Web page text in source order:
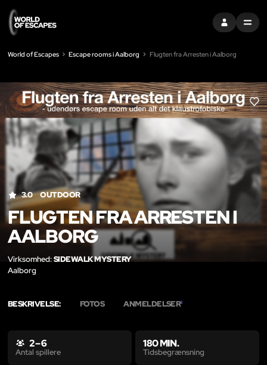
LOG INDMENU
World of Escapes Escape rooms i Aalborg Flugten fra Arresten i Aalborg
LIKE
3.0 OUTDOOR
FLUGTEN FRA ARRESTEN I
AALBORG
Virksomhed:SIDEWALK MYSTERY
Aalborg
BESKRIVELSE: FOTOS ANMELDELSER1
2 – 6
Antal spillere
180 MIN.
Tidsbegrænsning